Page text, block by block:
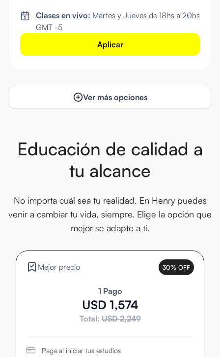
Clases en vivo: Martes y Jueves de 18hs a 20hs
GMT -5
Aplicar
Ver más opciones
Educación de calidad a
tu alcance
No importa cuál sea tu realidad. En Henry puedes
venir a cambiar tu vida, siempre. Elige la opción que
mejor se adapte a ti.
Mejor precio 30% OFF
1 Pago
USD 1,574
Total:USD 2,249
Paga al iniciar tus estudios